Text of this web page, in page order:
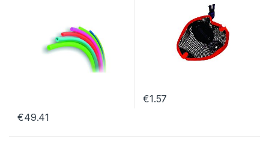
€49.41
€1.57